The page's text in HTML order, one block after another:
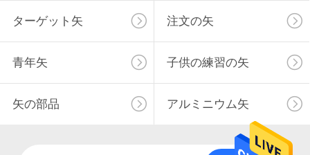
し
な
さ
い
子供の練習の矢
13
ターゲット矢 注文の矢
青年矢 子供の練習の矢
矢の部品 アルミニウム矢